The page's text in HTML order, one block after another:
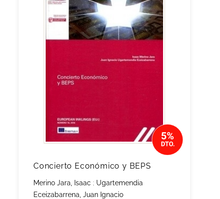
Concierto Económico y BEPS
Merino Jara, Isaac ; Ugartemendia
Eceizabarrena, Juan Ignacio